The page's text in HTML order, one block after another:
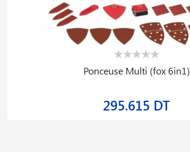
Ponceuse Multi (fox 6in1)
295.615 DT